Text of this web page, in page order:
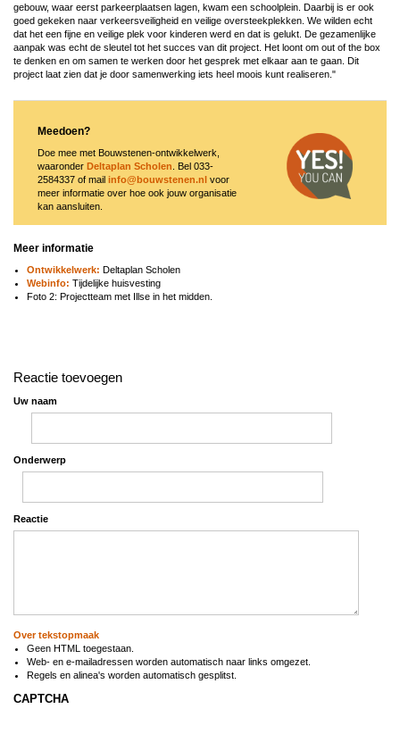
gebouw, waar eerst parkeerplaatsen lagen, kwam een schoolplein. Daarbij is er ook
goed gekeken naar verkeersveiligheid en veilige oversteekplekken. We wilden echt
dat het een fijne en veilige plek voor kinderen werd en dat is gelukt. De gezamenlijke
aanpak was echt de sleutel tot het succes van dit project. Het loont om out of the box
te denken en om samen te werken door het gesprek met elkaar aan te gaan. Dit
project laat zien dat je door samenwerking iets heel moois kunt realiseren."
Meedoen?
Doe mee met Bouwstenen-ontwikkelwerk,
waaronder Deltaplan Scholen . Bel 033-
2584337 of mail info@bouwstenen.nl voor
meer informatie over hoe ook jouw organisatie
kan aansluiten.
Meer informatie
Ontwikkelwerk: Deltaplan Scholen
Webinfo: Tijdelijke huisvesting
Foto 2: Projectteam met Illse in het midden.
Reactie toevoegen
Uw naam
Onderwerp
Reactie
Over tekstopmaak
Geen HTML toegestaan.
Web- en e-mailadressen worden automatisch naar links omgezet.
Regels en alinea's worden automatisch gesplitst.
CAPTCHA